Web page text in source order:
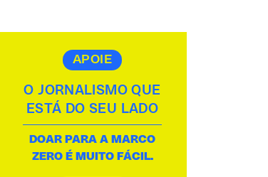
APOIE
O JORNALISMO QUE
ESTÁ DO SEU LADO
DOAR PARA A MARCO
ZERO É MUITO FÁCIL.